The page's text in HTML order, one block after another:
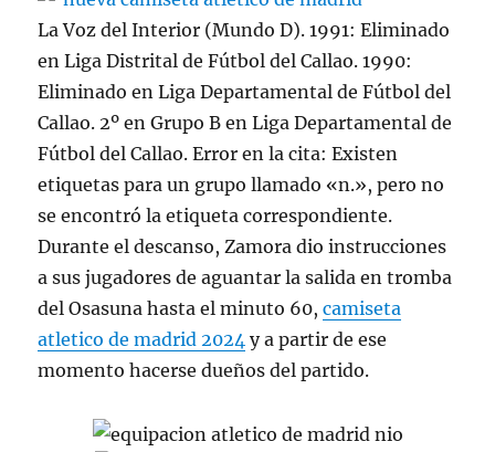
La Voz del Interior (Mundo D). 1991: Eliminado
en Liga Distrital de Fútbol del Callao. 1990:
Eliminado en Liga Departamental de Fútbol del
Callao. 2º en Grupo B en Liga Departamental de
Fútbol del Callao. Error en la cita: Existen
etiquetas para un grupo llamado «n.», pero no
se encontró la etiqueta correspondiente.
Durante el descanso, Zamora dio instrucciones
a sus jugadores de aguantar la salida en tromba
del Osasuna hasta el minuto 60,camiseta
atletico de madrid 2024 y a partir de ese
momento hacerse dueños del partido.